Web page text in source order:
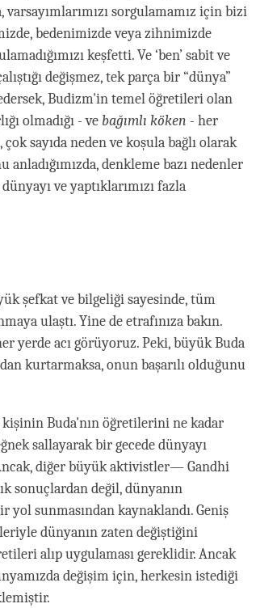
varsayımlarımızı sorgulamamız için bizi
bedenimizde veya zihnimizde
keşfetti. Ve ‘ben’ sabit ve
değişmez, tek parça bir “dünya”
Budizm'in temel öğretileri olan
olmadığı - ve bağımlı köken - her
sayıda neden ve koşula bağlı olarak
anladığımızda, denkleme bazı nedenler
ve yaptıklarımızı fazla
şefkat ve bilgeliği sayesinde, tüm
ulaştı. Yine de etrafınıza bakın.
yerde acı görüyoruz. Peki, büyük Buda
kurtarmaksa, onun başarılı olduğunu
Buda'nın öğretilerini ne kadar
sallayarak bir gecede dünyayı
diğer büyük aktivistler— Gandhi
sonuçlardan değil, dünyanın
sunmasından kaynaklandı. Geniş
dünyanın zaten değiştiğini
alıp uygulaması gereklidir. Ancak
değişim için, herkesin istediği